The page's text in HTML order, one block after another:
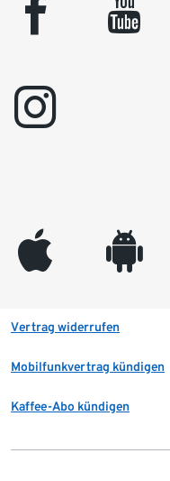
facebook youtube
instagram
appleinc android
Vertrag widerrufen
Mobilfunkvertrag kündigen
Kaffee-Abo kündigen